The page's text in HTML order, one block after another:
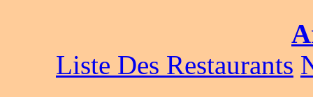
Liste Des Restaurants